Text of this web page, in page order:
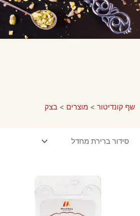
שף קונדיטור > מוצרים > בצק